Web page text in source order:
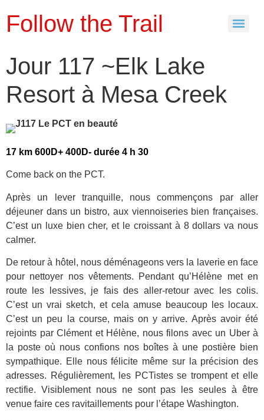
Follow the Trail
Jour 117 ~Elk Lake
Resort à Mesa Creek
17 km 600D+ 400D- durée 4 h 30
Come back on the PCT.
Après un lever tranquille, nous commençons par aller
déjeuner dans un bistro, aux viennoiseries bien françaises.
C’est un luxe bien cher, et le croissant à 8 dollars va nous
calmer.
De retour à hôtel, nous déménageons vers la laverie en face
pour nettoyer nos vêtements. Pendant qu’Hélène met en
route les lessives, je fais des aller-retour avec les colis.
C’est un vrai sketch, et cela amuse beaucoup les locaux.
C’est un peu la course, mais on y arrive. Après avoir été
rejoints par Clément et Hélène, nous filons avec un Uber à
la poste où nous confions nos boîtes à une postière bien
sympathique. Elle nous félicite même sur la précision des
adresses. Régulièrement, les PCTistes se trompent et elle
rectifie. Visiblement nous ne sont pas les seules à être
venue faire ces ravitaillements pour l’étape Washington.